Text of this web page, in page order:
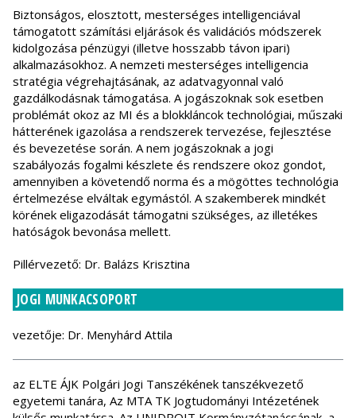
Biztonságos, elosztott, mesterséges intelligenciával
támogatott számítási eljárások és validációs módszerek
kidolgozása pénzügyi (illetve hosszabb távon ipari)
alkalmazásokhoz. A nemzeti mesterséges intelligencia
stratégia végrehajtásának, az adatvagyonnal való
gazdálkodásnak támogatása. A jogászoknak sok esetben
problémát okoz az MI és a blokkláncok technológiai, műszaki
hátterének igazolása a rendszerek tervezése, fejlesztése
és bevezetése során. A nem jogászoknak a jogi
szabályozás fogalmi készlete és rendszere okoz gondot,
amennyiben a követendő norma és a mögöttes technológia
értelmezése elváltak egymástól. A szakemberek mindkét
körének eligazodását támogatni szükséges, az illetékes
hatóságok bevonása mellett.
Pillérvezető: Dr. Balázs Krisztina
JOGI MUNKACSOPORT
vezetője: Dr. Menyhárd Attila
az ELTE ÁJK Polgári Jogi Tanszékének tanszékvezető
egyetemi tanára, Az MTA TK Jogtudományi Intézetének